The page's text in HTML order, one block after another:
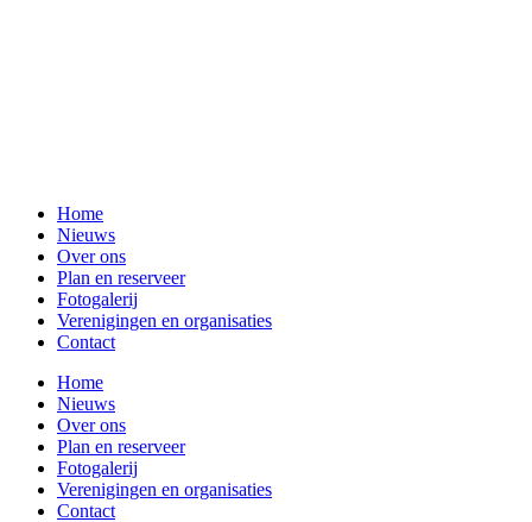
Home
Nieuws
Over ons
Plan en reserveer
Fotogalerij
Verenigingen en organisaties
Contact
Home
Nieuws
Over ons
Plan en reserveer
Fotogalerij
Verenigingen en organisaties
Contact